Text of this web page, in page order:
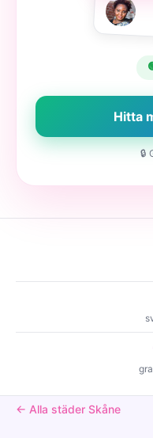
Hitta
🔒
← Alla städer Skåne